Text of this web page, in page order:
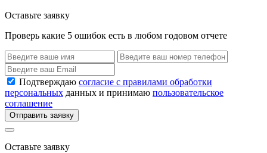
Оставьте заявку
Проверь какие 5 ошибок есть в любом годовом отчете
Подтверждаю согласие с правилами обработки
персональных данных и принимаю пользовательское
соглашение
Отправить заявку
Оставьте заявку